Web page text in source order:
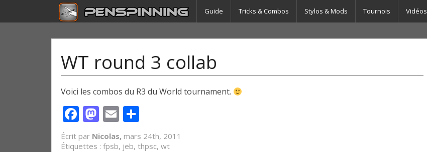
Guide Tricks & Combos Stylos & Mods Tournois Vidéos
WT round 3 collab
Voici les combos du R3 du World tournament.
Facebook
Mastodon
Email
Écrit par Nicolas, mars 24th, 2011
Étiquettes : fpsb, jeb, thpsc, wt